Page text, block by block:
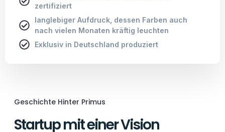
Wir möchten die Kreativität, die Vorstellungskraft unsere
Kunden aufs nächste Level befördern.
Unsere KI erreicht es, Dinge zu visualisieren, die wir
künstlichen Intelligenz visualisiert dargestellt zu